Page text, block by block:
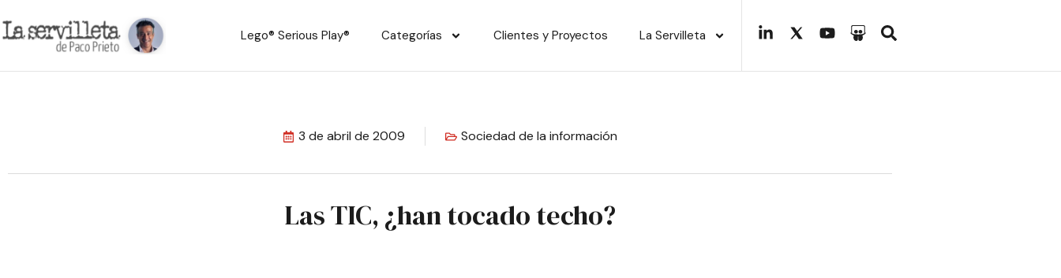
Lego® Serious Play® Categorías Clientes y Proyectos La Servilleta
3 de abril de 2009 Sociedad de la información
Las TIC, ¿han tocado techo?